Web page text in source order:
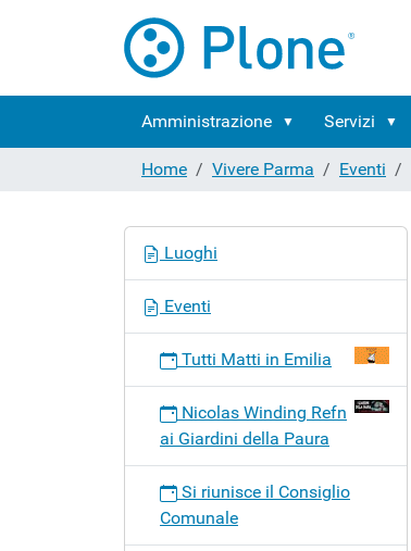
Amministrazione Servizi
Home
Vivere Parma Eventi
n
Luoghi
Eventi
Tutti Matti in Emilia
Nicolas Winding Refn
ai Giardini della Paura
Si riunisce il Consiglio
Comunale